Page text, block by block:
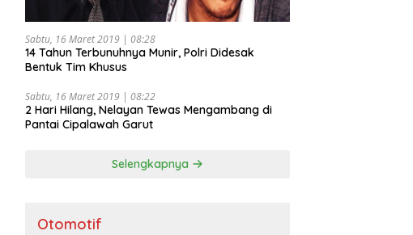
Sabtu, 16 Maret 2019 | 08:28
14 Tahun Terbunuhnya Munir, Polri Didesak
Bentuk Tim Khusus
Sabtu, 16 Maret 2019 | 08:22
2 Hari Hilang, Nelayan Tewas Mengambang di
Pantai Cipalawah Garut
Selengkapnya
Otomotif